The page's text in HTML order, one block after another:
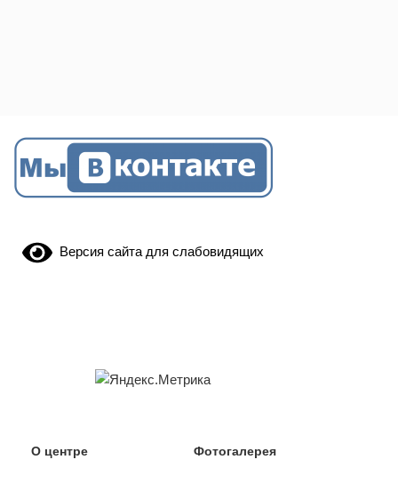
Версия сайта для слабовидящих
О центре Фотогалерея